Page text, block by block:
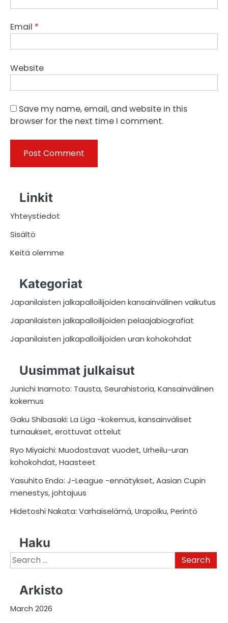
Email *
Website
Save my name, email, and website in this
browser for the next time I comment.
Linkit
Yhteystiedot
Sisältö
Keitä olemme
Kategoriat
Japanilaisten jalkapalloilijoiden kansainvälinen vaikutus
Japanilaisten jalkapalloilijoiden pelaajabiografiat
Japanilaisten jalkapalloilijoiden uran kohokohdat
Uusimmat julkaisut
Junichi Inamoto: Tausta, Seurahistoria, Kansainvälinen
kokemus
Gaku Shibasaki: La Liga -kokemus, kansainväliset
turnaukset, erottuvat ottelut
Ryo Miyaichi: Muodostavat vuodet, Urheilu-uran
kohokohdat, Haasteet
Yasuhito Endo: J-League -ennätykset, Aasian Cupin
menestys, johtajuus
Hidetoshi Nakata: Varhaiselämä, Urapolku, Perintö
Haku
Search
for:
Arkisto
March 2026